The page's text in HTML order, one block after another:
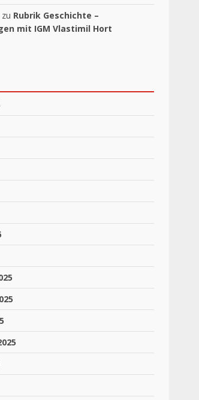
zu Rubrik Geschichte –
mit IGM Vlastimil Hort